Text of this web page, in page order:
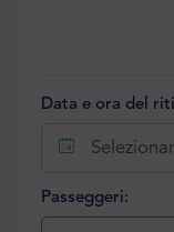
Data e ora del
Passeggeri: